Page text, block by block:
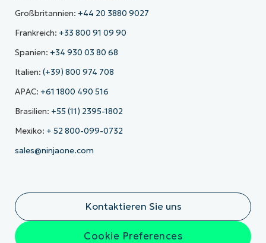
Großbritannien: +44 20 3880 9027
Frankreich: +33 800 91 09 90
Spanien: +34 930 03 80 68
Italien: (+39) 800 974 708
APAC: +61 1800 490 516
Brasilien: +55 (11) 2395-1802
Mexiko: + 52 800-099-0732
sales@ninjaone.com
Kontaktieren Sie uns
Cookie Preferences